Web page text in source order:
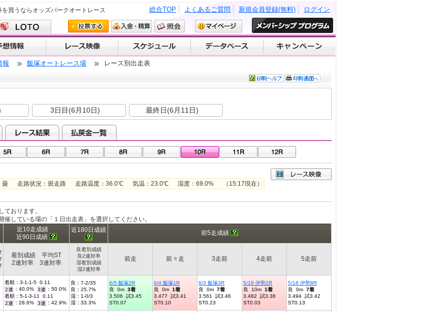
買うならオッズパークオートレース ログイン
新規会員登録(無料)
よくあるご質問
総合TOP
報 飯塚オートレース場 レース別出走表
3日目(6月10日) 最終日(6月11日)
曇 走路状況：斑走路 走路温度：36.0℃ 気温：23.0℃ 湿度：69.0% （15:17現在）
おります。
している場の「１日出走表」を選択してください。
近10走成績
近90日成績
近180日成績 前5走成績
着別成績 平均ST
2連対率 3連対率
良着別成績
良2連対率
湿着別成績
湿2連対率
前走 前々走 3走前 4走前 5走前
着順：3-1-1-5 0.11
2連 ：40.0% 3連 ：50.0%
着順：5-1-3-11 0.11
2連 ：28.6% 3連 ：42.9%
良：7-2/35
良：25.7%
湿：1-0/3
湿：33.3%
6/5 飯塚2R
良 0m 3着
3.506 試3.45
ST0.07
6/4 飯塚1R
良 0m 1着
3.477 試3.41
ST0.10
6/3 飯塚3R
良 0m 7着
3.561 試3.46
ST0.23
5/19 伊勢2R
良 10m 1着
3.482 試3.38
ST0.03
5/18 伊勢8R
良 0m 7着
3.494 試3.42
ST0.13